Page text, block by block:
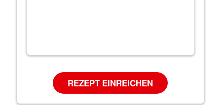
REZEPT EINREICHEN